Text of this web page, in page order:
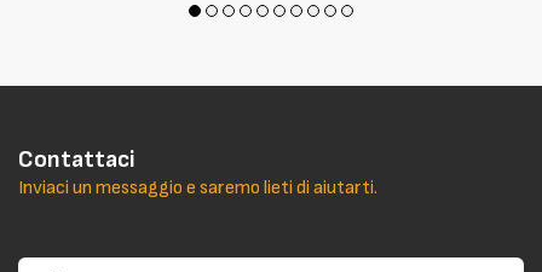
Contattaci
Inviaci un messaggio e saremo lieti di aiutarti.